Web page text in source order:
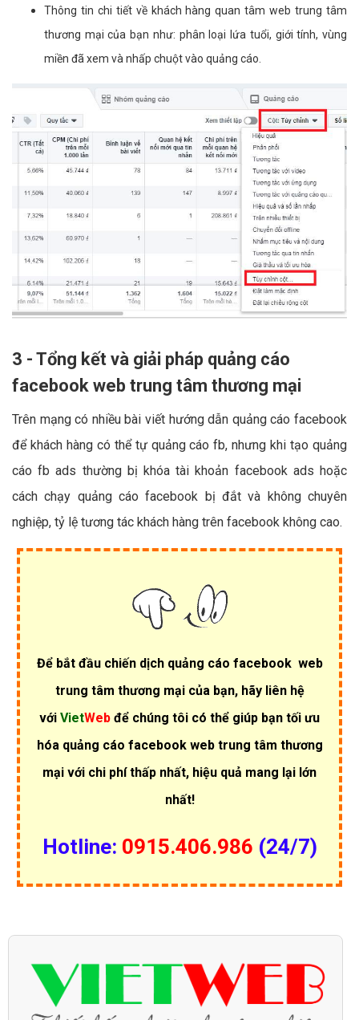
Thông tin chi tiết về khách hàng quan tâm web trung tâm
thương mại của bạn như: phân loại lứa tuổi, giới tính, vùng
miền đã xem và nhấp chuột vào quảng cáo.
3 - Tổng kết và giải pháp quảng cáo
facebook web trung tâm thương mại
Trên mạng có nhiều bài viết hướng dẫn quảng cáo facebook
để khách hàng có thể tự quảng cáo fb, nhưng khi tạo quảng
cáo fb ads thường bị khóa tài khoản facebook ads hoặc
cách chạy quảng cáo facebook bị đắt và không chuyên
nghiệp, tỷ lệ tương tác khách hàng trên facebook không cao.
Để bắt đầu chiến dịch quảng cáo facebook web
trung tâm thương mại của bạn, hãy liên hệ
với VietWeb để chúng tôi có thể giúp bạn tối ưu
hóa quảng cáo facebook web trung tâm thương
mại với chi phí thấp nhất, hiệu quả mang lại lớn
nhất!
Hotline: 0915.406.986 (24/7)